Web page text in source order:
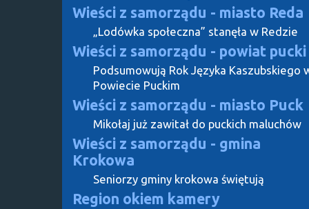
Wieści z samorządu - miasto Reda
„Lodówka społeczna” stanęła w Redzie
Wieści z samorządu - powiat pucki
Podsumowują Rok Języka Kaszubskiego
Powiecie Puckim
Wieści z samorządu - miasto Puck
Mikołaj już zawitał do puckich maluchów
Wieści z samorządu - gmina
Krokowa
Seniorzy gminy krokowa świętują
Region okiem kamery